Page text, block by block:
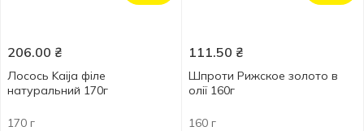
206.00 ₴
Лосось Kaija філе
натуральний 170г
170 г
111.50 ₴
Шпроти Рижское золото в
олії 160г
160 г